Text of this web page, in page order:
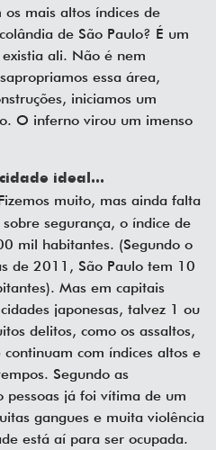
mais altos índices de
de São Paulo? É um
ali. Não é nem
essa área,
iniciamos um
O inferno virou um imenso
ideal...
muito, mas ainda falta
segurança, o índice de
mil habitantes. (Segundo o
de 2011, São Paulo tem 10
Mas em capitais
japonesas, talvez 1 ou
delitos, como os assaltos,
com índices altos e
Segundo as
pessoas já foi vítima de um
gangues e muita violência
está aí para ser ocupada.